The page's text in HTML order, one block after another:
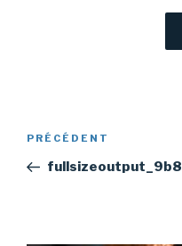
Navigation
l’article
Article
précédent
PRÉCÉDENT
fullsizeoutput_9b8